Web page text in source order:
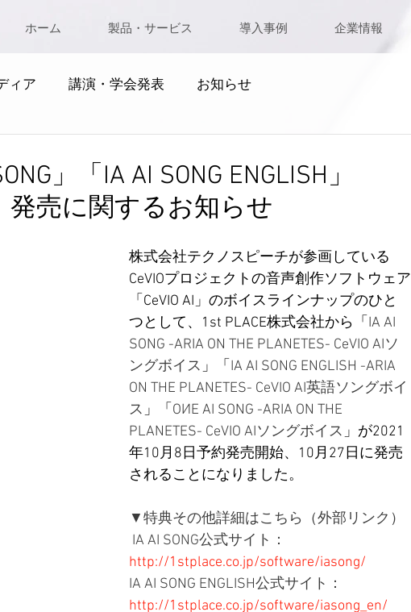
ホーム 製品・サービス 導入事例 企業情報
ィア 講演・学会発表 お知らせ
」「IA AI SONG ENGLISH」
」発売に関するお知らせ
株式会社テクノスピーチが参画している
CeVIOプロジェクトの音声創作ソフトウェア
「CeVIO AI」のボイスラインナップのひと
つとして、1st PLACE株式会社から「 IA AI
SONG -ARIA ON THE PLANETES- CeVIO AIソ
ングボイス 」「 IA AI SONG ENGLISH -ARIA
ON THE PLANETES- CeVIO AI英語ソングボイ
ス 」「 OИE AI SONG -ARIA ON THE
PLANETES- CeVIO AIソングボイス 」が2021
年10月8日予約発売開始、10月27日に発売
されることになりました。
▼特典その他詳細はこちら（外部リンク）
IA AI SONG公式サイト：
http://1stplace.co.jp/software/iasong/
IA AI SONG ENGLISH公式サイト：
http://1stplace.co.jp/software/iasong_en/